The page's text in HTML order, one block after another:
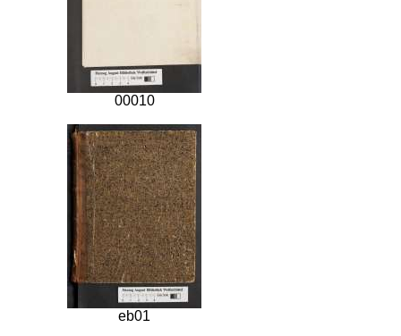
00010
eb01